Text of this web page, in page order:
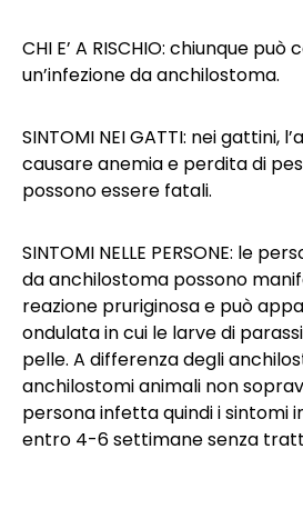
CHI E’ A RISCHIO: chiunque
un’infezione da anchilostoma.
SINTOMI NEI GATTI: nei gattini,
causare anemia e perdita di
possono essere fatali.
SINTOMI NELLE PERSONE: le
da anchilostoma possono
reazione pruriginosa e può
ondulata in cui le larve di
pelle. A differenza degli
anchilostomi animali non
persona infetta quindi i sintomi
entro 4-6 settimane senza